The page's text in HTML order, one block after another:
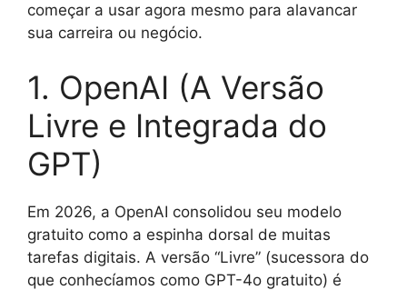
começar a usar agora mesmo para alavancar
sua carreira ou negócio.
1. OpenAI (A Versão
Livre e Integrada do
GPT)
Em 2026, a OpenAI consolidou seu modelo
gratuito como a espinha dorsal de muitas
tarefas digitais. A versão “Livre” (sucessora do
que conhecíamos como GPT-4o gratuito) é